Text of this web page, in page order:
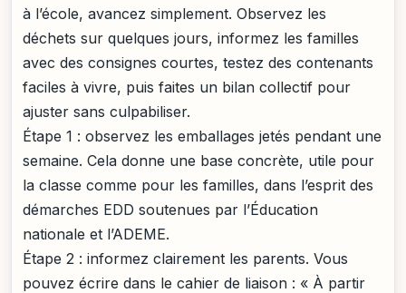
à l’école, avancez simplement. Observez les
déchets sur quelques jours, informez les familles
avec des consignes courtes, testez des contenants
faciles à vivre, puis faites un bilan collectif pour
ajuster sans culpabiliser.
Étape 1 : observez les emballages jetés pendant une
semaine. Cela donne une base concrète, utile pour
la classe comme pour les familles, dans l’esprit des
démarches EDD soutenues par l’Éducation
nationale et l’ADEME.
Étape 2 : informez clairement les parents. Vous
pouvez écrire dans le cahier de liaison : « À partir